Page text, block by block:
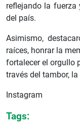
reflejando la fuerza
del país.
Asimismo,
raíces, honrar la
fortalecer el orgullo
través del tambor,
Instagram
Tags: